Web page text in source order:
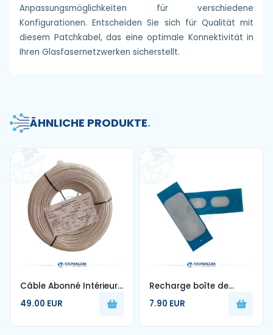
Anpassungsmöglichkeiten für verschiedene
Konfigurationen. Entscheiden Sie sich für Qualität mit
diesem Patchkabel, das eine optimale Konnektivität in
Ihren Glasfasernetzwerken sicherstellt.
ÄHNLICHE PRODUKTE.
Câble Abonné Intérieur
1FO Blanc G657A2 250m
49.00 EUR
Recharge boîte de
nettoyage de fibre
optique
7.90 EUR